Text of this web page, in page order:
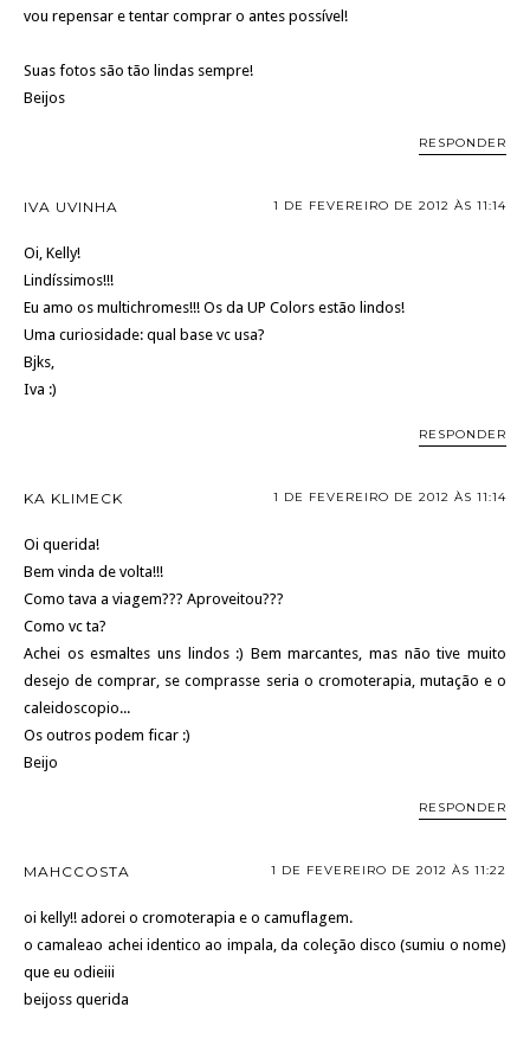
vou repensar e tentar comprar o antes possível!
Suas fotos são tão lindas sempre!
Beijos
RESPONDER
IVA UVINHA 1 DE FEVEREIRO DE 2012 ÀS 11:14
Oi, Kelly!
Lindíssimos!!!
Eu amo os multichromes!!! Os da UP Colors estão lindos!
Uma curiosidade: qual base vc usa?
Bjks,
Iva :)
RESPONDER
KA KLIMECK 1 DE FEVEREIRO DE 2012 ÀS 11:14
Oi querida!
Bem vinda de volta!!!
Como tava a viagem??? Aproveitou???
Como vc ta?
Achei os esmaltes uns lindos :) Bem marcantes, mas não tive muito
desejo de comprar, se comprasse seria o cromoterapia, mutação e o
caleidoscopio...
Os outros podem ficar :)
Beijo
RESPONDER
MAHCCOSTA 1 DE FEVEREIRO DE 2012 ÀS 11:22
oi kelly!! adorei o cromoterapia e o camuflagem.
o camaleao achei identico ao impala, da coleção disco (sumiu o nome)
que eu odieiii
beijoss querida